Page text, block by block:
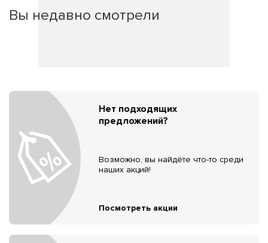
Вы недавно смотрели
Нет подходящих
предложений?
Возможно, вы найдёте что-то среди
наших акций!
Посмотреть акции